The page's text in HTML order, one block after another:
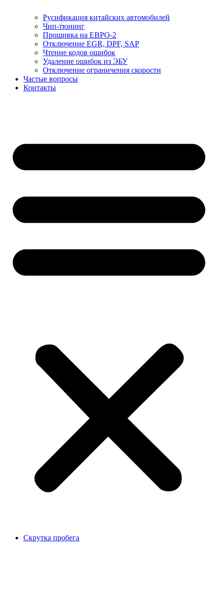
Русификация китайских автомобилей
Чип-тюнинг
Прошивка на ЕВРО-2
Отключение EGR, DPF, SAP
Чтение кодов ошибок
Удаление ошибок из ЭБУ
Отключение ограничения скорости
Частые вопросы
Контакты
Скрутка пробега